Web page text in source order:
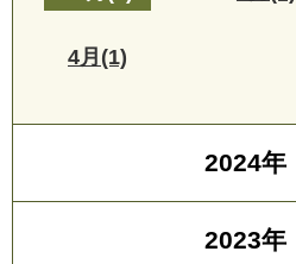
4月(1)
2024年
2023年